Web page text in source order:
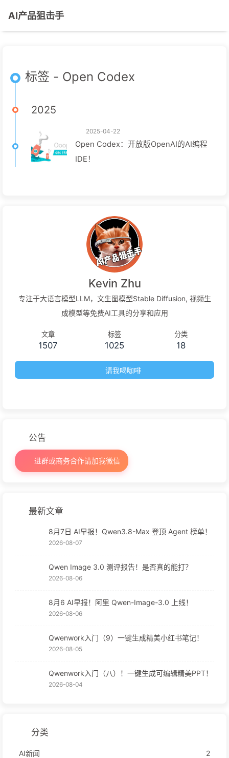
AI产品狙击手
标签 - Open Codex
2025
2025-04-22
Open Codex：开放版OpenAI的AI编程
IDE！
Kevin Zhu
专注于大语言模型LLM，文生图模型Stable Diffusion, 视频生
成模型等免费AI工具的分享和应用
文章
1507
标签
1025
分类
18
请我喝咖啡
公告
进群或商务合作请加我微信
最新文章
8月7日 AI早报！Qwen3.8-Max 登顶 Agent 榜单！
2026-08-07
Qwen Image 3.0 测评报告！是否真的能打？
2026-08-06
8月6 AI早报！阿里 Qwen-Image-3.0 上线！
2026-08-06
Qwenwork入门（9）一键生成精美小红书笔记！
2026-08-05
Qwenwork入门（八）！一键生成可编辑精美PPT！
2026-08-04
分类
AI新闻
2